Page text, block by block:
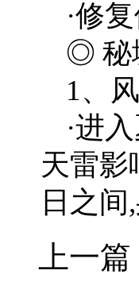
·修
◎ 秘
1、
·进
天雷影
日之
上一篇